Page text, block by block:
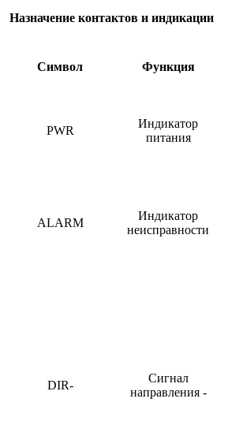
Назначение контактов и индикации
Символ Функция
PWR
Индикатор
питания
ALARM
Индикатор
неисправности
DIR-
Сигнал
направления -